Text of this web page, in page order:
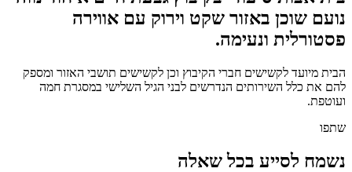
נועם שוכן באזור שקט וירוק עם אווירה
פסטורלית ונעימה.
הבית מיועד לקשישים חברי הקיבוץ וכן לקשישים תושבי האזור ומספק
להם את כלל השירותים הנדרשים לבני הגיל השלישי במסגרת חמה
ועוטפת.
שתפו
נשמח לסייע בכל שאלה